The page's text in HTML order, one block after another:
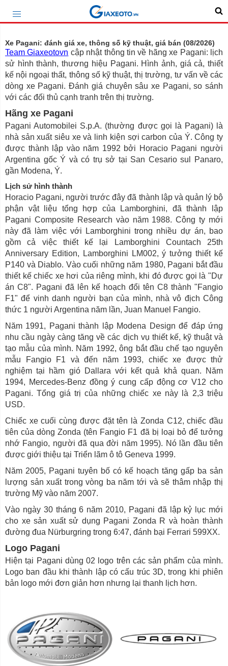
Xe Pagani: đánh giá xe, thông số kỹ thuật, giá bán (08/2026)
Team Giaxeotovn cập nhật thông tin về hãng xe Pagani: lịch
sử hình thành, thương hiệu Pagani. Hình ảnh, giá cả, thiết
kế nội ngoại thất, thông số kỹ thuật, thị trường, tư vấn về các
dòng xe Pagani. Đánh giá chuyên sâu xe Pagani, so sánh
với các đối thủ cạnh tranh trên thị trường.
Hãng xe Pagani
Pagani Automobilei S.p.A. (thường được gọi là Pagani) là
nhà sản xuất siêu xe và linh kiện sợi carbon của Ý. Công ty
được thành lập vào năm 1992 bởi Horacio Pagani người
Argentina gốc Ý và có trụ sở tại San Cesario sul Panaro,
gần Modena, Ý.
Lịch sử hình thành
Horacio Pagani, người trước đây đã thành lập và quản lý bộ
phận vật liệu tổng hợp của Lamborghini, đã thành lập
Pagani Composite Research vào năm 1988. Công ty mới
này đã làm việc với Lamborghini trong nhiều dự án, bao
gồm cả việc thiết kế lại Lamborghini Countach 25th
Anniversary Edition, Lamborghini LM002, ý tưởng thiết kế
P140 và Diablo. Vào cuối những năm 1980, Pagani bắt đầu
thiết kế chiếc xe hơi của riêng mình, khi đó được gọi là "Dự
án C8". Pagani đã lên kế hoạch đổi tên C8 thành "Fangio
F1" để vinh danh người bạn của mình, nhà vô địch Công
thức 1 người Argentina năm lần, Juan Manuel Fangio.
Năm 1991, Pagani thành lập Modena Design để đáp ứng
nhu cầu ngày càng tăng về các dịch vụ thiết kế, kỹ thuật và
tạo mẫu của mình. Năm 1992, ông bắt đầu chế tạo nguyên
mẫu Fangio F1 và đến năm 1993, chiếc xe được thử
nghiệm tại hầm gió Dallara với kết quả khả quan. Năm
1994, Mercedes-Benz đồng ý cung cấp động cơ V12 cho
Pagani. Tổng giá trị của những chiếc xe này là 2,3 triệu
USD.
Chiếc xe cuối cùng được đặt tên là Zonda C12, chiếc đầu
tiên của dòng Zonda (tên Fangio F1 đã bị loại bỏ để tưởng
nhớ Fangio, người đã qua đời năm 1995). Nó lần đầu tiên
được giới thiệu tại Triển lãm ô tô Geneva 1999.
Năm 2005, Pagani tuyên bố có kế hoạch tăng gấp ba sản
lượng sản xuất trong vòng ba năm tới và sẽ thâm nhập thị
trường Mỹ vào năm 2007.
Vào ngày 30 tháng 6 năm 2010, Pagani đã lập kỷ lục mới
cho xe sản xuất sử dụng Pagani Zonda R và hoàn thành
đường đua Nürburgring trong 6:47, đánh bại Ferrari 599XX.
Logo Pagani
Hiện tại Pagani dùng 02 logo trên các sản phẩm của mình.
Logo ban đầu khi thành lập có cấu trúc 3D, trong khi phiên
bản logo mới đơn giản hơn nhưng lại thanh lịch hơn.